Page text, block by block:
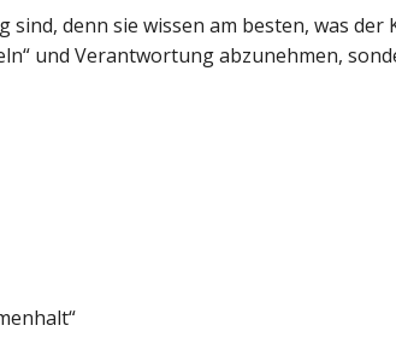
denn sie wissen am besten, was
und Verantwortung abzunehmen,